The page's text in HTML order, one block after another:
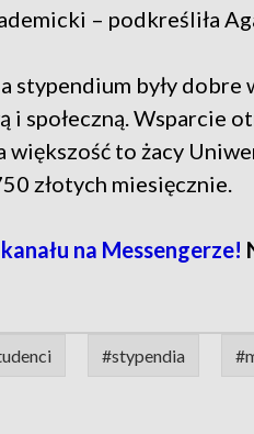
– podkreśliła
stypendium były dobre
i społeczną. Wsparcie
większość to żacy
złotych miesięcznie.
na Messengerze!
#stypendia